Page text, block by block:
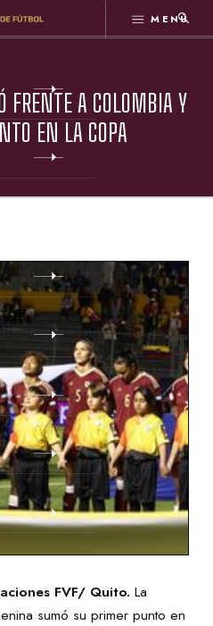
MENÚ
FRENTE A COLOMBIA Y
EN LA COPA
FVF/ Quito. La
sumó su primer punto en